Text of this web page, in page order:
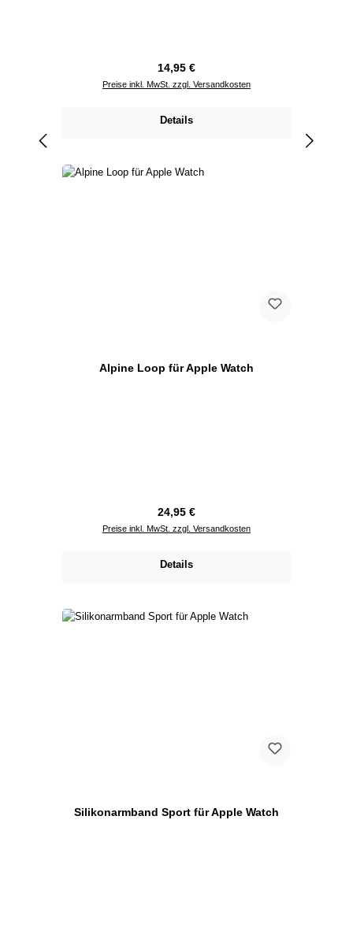
Regulärer Preis:
14,95 €
Preise inkl. MwSt. zzgl. Versandkosten
Details
Alpine Loop für Apple Watch
Regulärer Preis:
24,95 €
Preise inkl. MwSt. zzgl. Versandkosten
Details
Silikonarmband Sport für Apple Watch